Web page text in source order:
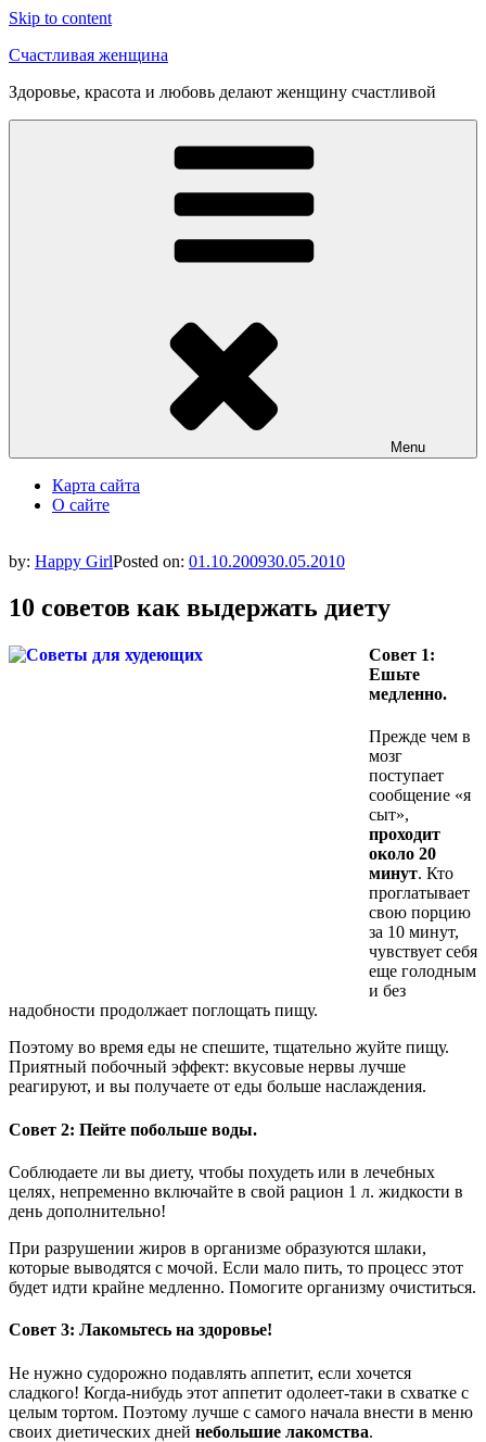
Skip to content
Счастливая женщина
Здоровье, красота и любовь делают женщину счастливой
Menu
Карта сайта
О сайте
by: Happy GirlPosted on: 01.10.200930.05.2010
10 советов как выдержать диету
Совет 1:
Ешьте
медленно.
Прежде чем в
мозг
поступает
сообщение «я
сыт»,
проходит
около 20
минут. Кто
проглатывает
свою порцию
за 10 минут,
чувствует себя
еще голодным
и без
надобности продолжает поглощать пищу.
Поэтому во время еды не спешите, тщательно жуйте пищу.
Приятный побочный эффект: вкусовые нервы лучше
реагируют, и вы получаете от еды больше наслаждения.
Совет 2: Пейте побольше воды.
Соблюдаете ли вы диету, чтобы похудеть или в лечебных
целях, непременно включайте в свой рацион 1 л. жидкости в
день дополнительно!
При разрушении жиров в организме образуются шлаки,
которые выводятся с мочой. Если мало пить, то процесс этот
будет идти крайне медленно. Помогите организму очиститься.
Совет 3: Лакомьтесь на здоровье!
Не нужно судорожно подавлять аппетит, если хочется
сладкого! Когда-нибудь этот аппетит одолеет-таки в схватке с
целым тортом. Поэтому лучше с самого начала внести в меню
своих диетических дней небольшие лакомства.